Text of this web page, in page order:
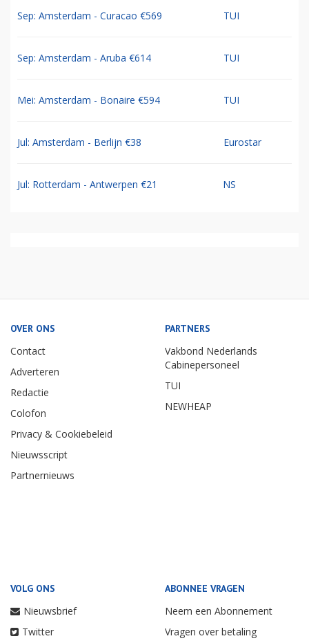
Sep: Amsterdam - Curacao €569 TUI
Sep: Amsterdam - Aruba €614 TUI
Mei: Amsterdam - Bonaire €594 TUI
Jul: Amsterdam - Berlijn €38 Eurostar
Jul: Rotterdam - Antwerpen €21 NS
OVER ONS
Contact
Adverteren
Redactie
Colofon
Privacy & Cookiebeleid
Nieuwsscript
Partnernieuws
PARTNERS
Vakbond Nederlands
Cabinepersoneel
TUI
NEWHEAP
VOLG ONS
Nieuwsbrief
Twitter
ABONNEE VRAGEN
Neem een Abonnement
Vragen over betaling